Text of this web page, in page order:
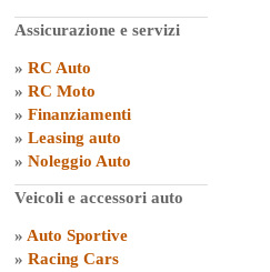
Assicurazione e servizi
» RC Auto
» RC Moto
» Finanziamenti
» Leasing auto
» Noleggio Auto
Veicoli e accessori auto
» Auto Sportive
» Racing Cars